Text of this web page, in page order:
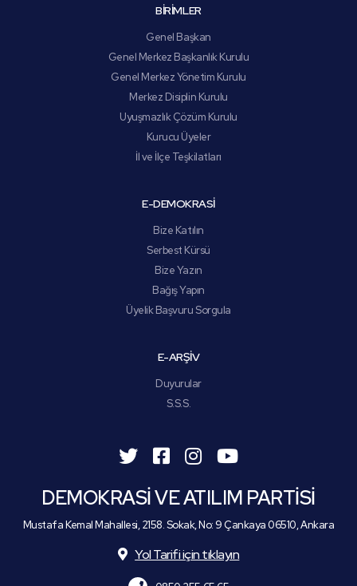
BİRİMLER
Genel Başkan
Genel Merkez Başkanlık Kurulu
Genel Merkez Yönetim Kurulu
Merkez Disiplin Kurulu
Uyuşmazlık Çözüm Kurulu
Kurucu Üyeler
İl ve İlçe Teşkilatları
E-DEMOKRASİ
Bize Katılın
Serbest Kürsü
Bize Yazın
Bağış Yapın
Üyelik Başvuru Sorgula
E-ARŞİV
Duyurular
S.S.S.
DEMOKRASİ VE ATILIM PARTİSİ
Mustafa Kemal Mahallesi, 2158. Sokak, No: 9 Çankaya 06510, Ankara
Yol Tarifi için tıklayın